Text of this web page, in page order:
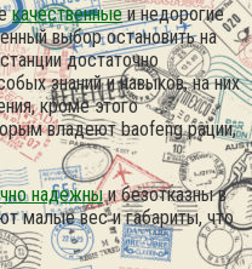
качественныеи недорогие
выбор остановить на
достаточно
знаний и навыков, на них
кроме этого
владеют baofeng рации,
надежныи безотказны в
малые вес и габариты, что